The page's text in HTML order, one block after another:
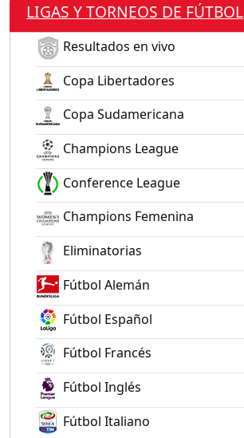
LIGAS Y TORNEOS DE FÚTBOL
Resultados en vivo
Copa Libertadores
Copa Sudamericana
Champions League
Conference League
Champions Femenina
Eliminatorias
Fútbol Alemán
Fútbol Español
Fútbol Francés
Fútbol Inglés
Fútbol Italiano